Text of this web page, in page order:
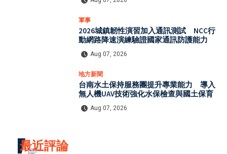
軍事
2026城鎮韌性演習加入通訊測試 NCC行
動網路降速演練驗證國家通訊防護能力
Aug 07, 2026
地方新聞
台南水土保持服務團提升專業能力 導入
無人機UAV技術強化水保檢查與國土保育
Aug 07, 2026
最近評論